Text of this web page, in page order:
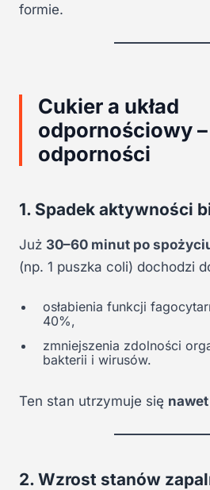
formie.
Cukier a układ
odpornościowy
odporności
1. Spadek aktywności
Już 30–60 minut po
(np. 1 puszka coli) dochodzi
osłabienia funkcji
40%,
zmniejszenia zdolności
bakterii i wirusów.
Ten stan utrzymuje się
2. Wzrost stanów